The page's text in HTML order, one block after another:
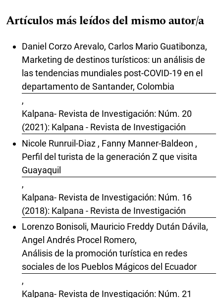
Artículos más leídos del mismo autor/a
Daniel Corzo Arevalo, Carlos Mario Guatibonza,
Marketing de destinos turísticos: un análisis de
las tendencias mundiales post-COVID-19 en el
departamento de Santander, Colombia
,
Kalpana- Revista de Investigación: Núm. 20
(2021): Kalpana - Revista de Investigación
Nicole Runruil-Diaz , Fanny Manner-Baldeon ,
Perfil del turista de la generación Z que visita
Guayaquil
,
Kalpana- Revista de Investigación: Núm. 16
(2018): Kalpana - Revista de Investigación
Lorenzo Bonisoli, Mauricio Freddy Dután Dávila,
Angel Andrés Procel Romero,
Análisis de la promoción turística en redes
sociales de los Pueblos Mágicos del Ecuador
,
Kalpana- Revista de Investigación: Núm. 21